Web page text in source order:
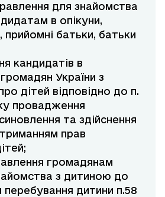
для знайомства
в опікуни,
прийомні батьки, батьки
кандидатів в
України з
дітей відповідно до п.
провадження
та здійснення
прав
громадянам
з дитиною до
дитини п.58